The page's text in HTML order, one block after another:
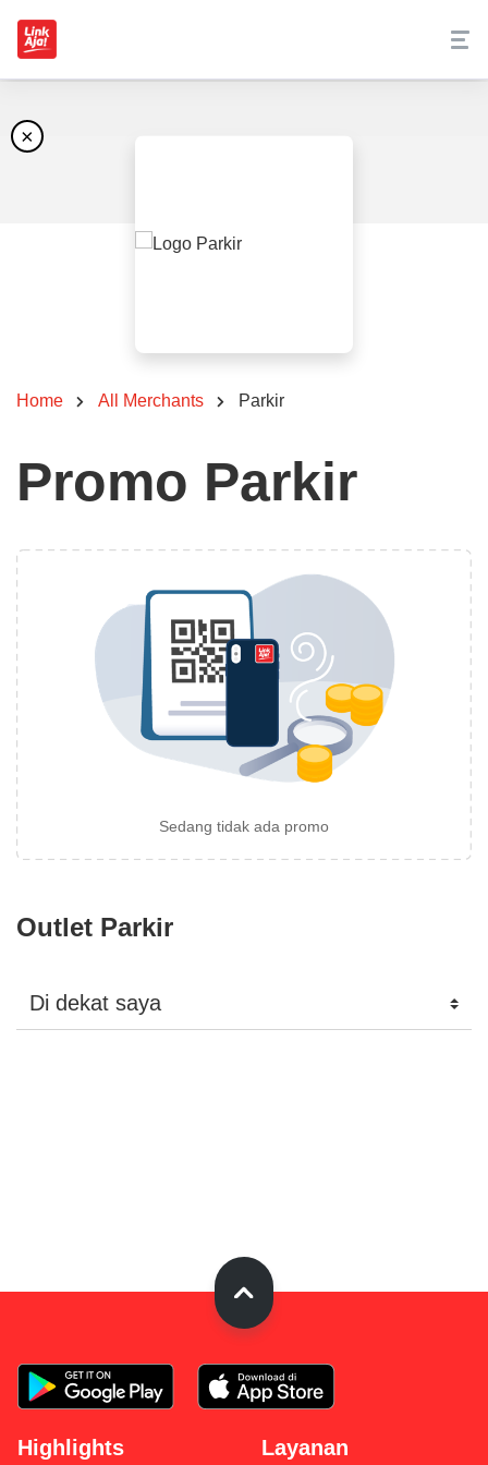
Home All Merchants Parkir
Promo Parkir
Sedang tidak ada promo
Outlet Parkir
Highlights Layanan
×